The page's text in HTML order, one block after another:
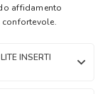
affidamento
INSERTI